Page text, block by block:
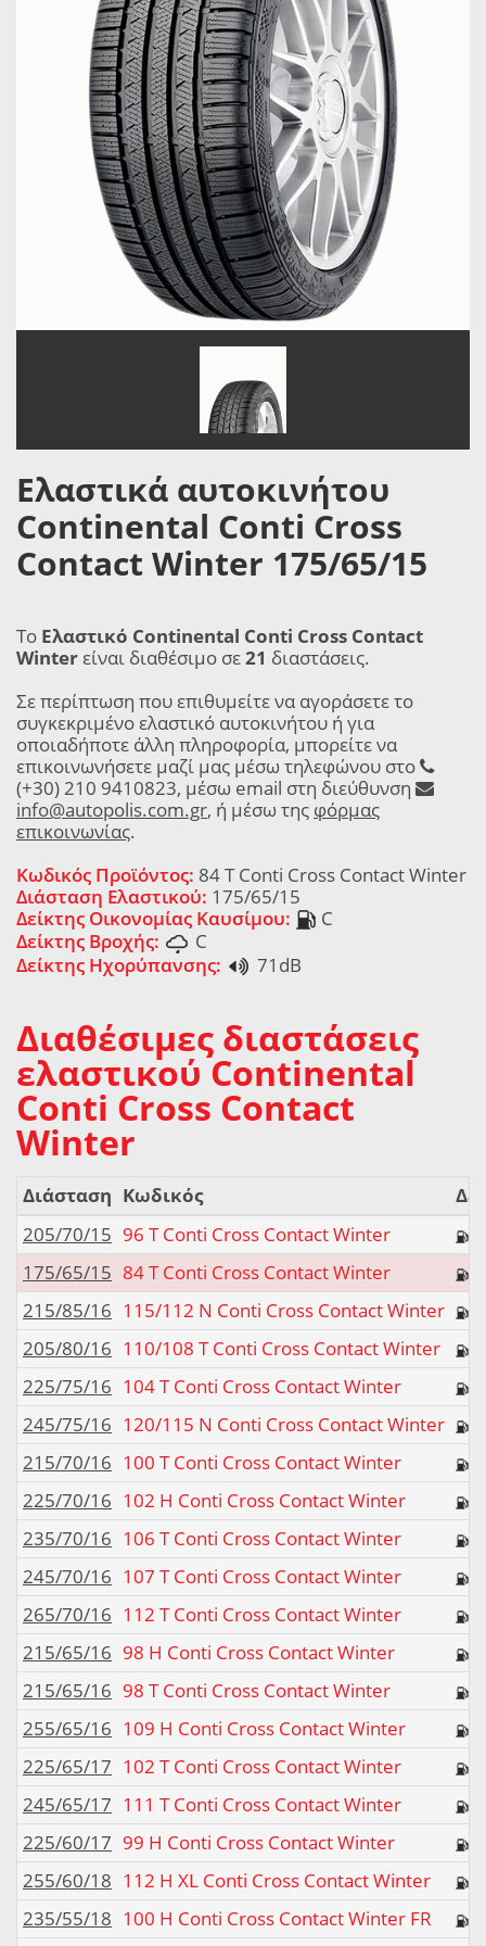
Ελαστικά αυτοκινήτου
Continental Conti Cross
Contact Winter 175/65/15
Το Ελαστικό Continental Conti Cross Contact
Winterείναι διαθέσιμο σε21 διαστάσεις.
Σε περίπτωση που επιθυμείτε να αγοράσετε το
συγκεκριμένο ελαστικό αυτοκινήτου ή για
οποιαδήποτε άλλη πληροφορία, μπορείτε να
επικοινωνήσετε μαζί μας μέσω τηλεφώνου στο
(+30) 210 9410823, μέσω email στη διεύθυνση
info@autopolis.com.gr, ή μέσω της φόρμας
επικοινωνίας.
Κωδικός Προϊόντος: 84 T Conti Cross Contact Winter
Διάσταση Ελαστικού: 175/65/15
Δείκτης Οικονομίας Καυσίμου:
C
Δείκτης Βροχής:
C
Δείκτης Ηχορύπανσης:
71dB
Διαθέσιμες διαστάσεις
ελαστικού Continental
Conti Cross Contact
Winter
Διάσταση Κωδικός
205/70/15 96 T Conti Cross Contact Winter
175/65/15 84 T Conti Cross Contact Winter
215/85/16 115/112 N Conti Cross Contact Winter
205/80/16 110/108 T Conti Cross Contact Winter
225/75/16 104 T Conti Cross Contact Winter
245/75/16 120/115 N Conti Cross Contact Winter
215/70/16 100 T Conti Cross Contact Winter
225/70/16 102 H Conti Cross Contact Winter
235/70/16 106 T Conti Cross Contact Winter
245/70/16 107 T Conti Cross Contact Winter
265/70/16 112 T Conti Cross Contact Winter
215/65/16 98 H Conti Cross Contact Winter
215/65/16 98 T Conti Cross Contact Winter
255/65/16 109 H Conti Cross Contact Winter
225/65/17 102 T Conti Cross Contact Winter
245/65/17 111 T Conti Cross Contact Winter
225/60/17 99 H Conti Cross Contact Winter
255/60/18 112 H XL Conti Cross Contact Winter
235/55/18 100 H Conti Cross Contact Winter FR